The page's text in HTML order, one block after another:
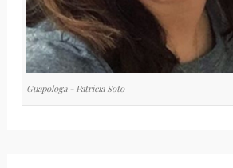
Guapologa - Patricia Soto